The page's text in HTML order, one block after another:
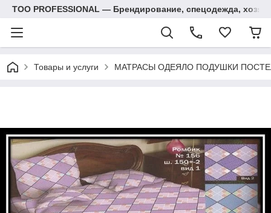
ТОО PROFESSIONAL — Брендирование, спецодежда,
Товары и услуги МАТРАСЫ ОДЕЯЛО ПОДУШКИ